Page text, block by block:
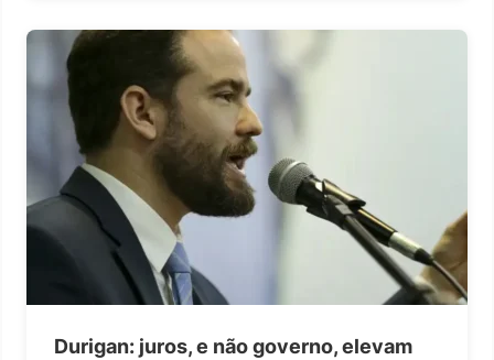
Durigan: juros, e não governo, elevam